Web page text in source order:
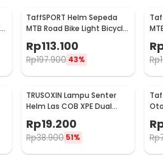
TaffSPORT Helm Sepeda
MTB Road Bike Light Bicycle
Helmet 19 Air Vent - X15
Rp113.100
Rp197.900 43% Rp
TRUSOXIN Lampu Senter
Helm Las COB XPE Dual
Rp19.200
Rp38.900 51% Rp